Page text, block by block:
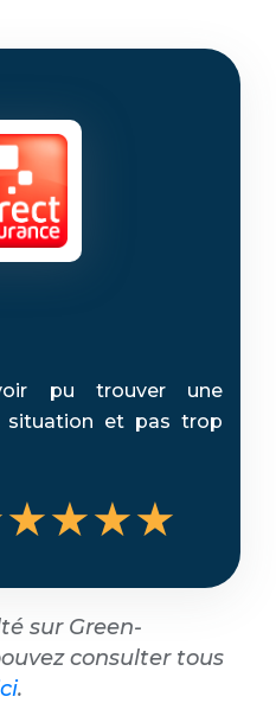
pu trouver une
situation et pas trop
sur Green-
consulter tous
.